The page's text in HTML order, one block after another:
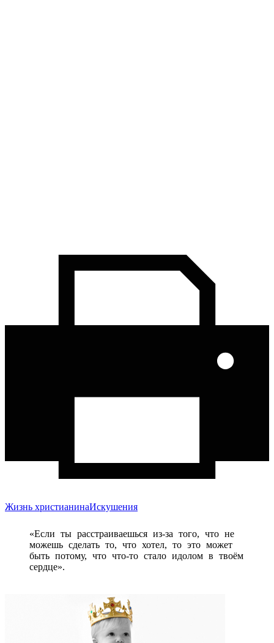
Жизнь христианинаИскушения
«Если ты расстраиваешься из-за того, что не
можешь сделать то, что хотел, то это может
быть потому, что что-то стало идолом в твоём
сердце».